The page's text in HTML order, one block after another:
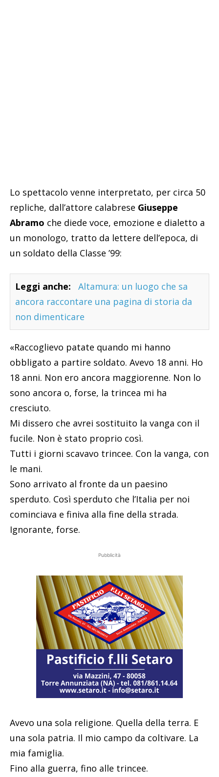
Lo spettacolo venne interpretato, per circa 50
repliche, dall’attore calabrese Giuseppe
Abramo che diede voce, emozione e dialetto a
un monologo, tratto da lettere dell’epoca, di
un soldato della Classe ’99:
Leggi anche:
Altamura: un luogo che sa
ancora raccontare una pagina di storia da
non dimenticare
«Raccoglievo patate quando mi hanno
obbligato a partire soldato. Avevo 18 anni. Ho
18 anni. Non ero ancora maggiorenne. Non lo
sono ancora o, forse, la trincea mi ha
cresciuto.
Mi dissero che avrei sostituito la vanga con il
fucile. Non è stato proprio così.
Tutti i giorni scavavo trincee. Con la vanga, con
le mani.
Sono arrivato al fronte da un paesino
sperduto. Così sperduto che l’Italia per noi
cominciava e finiva alla fine della strada.
Ignorante, forse.
Pubblicità
Avevo una sola religione. Quella della terra. E
una sola patria. Il mio campo da coltivare. La
mia famiglia.
Fino alla guerra, fino alle trincee.